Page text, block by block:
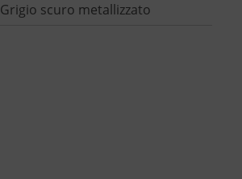
Grigio scuro metallizzato